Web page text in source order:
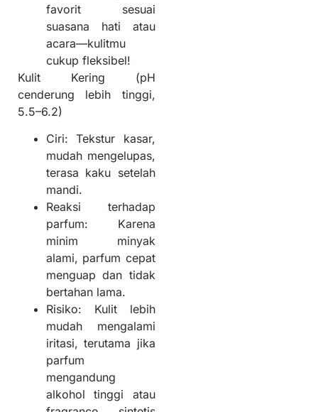
favorit sesuai
suasana hati atau
acara—kulitmu
cukup fleksibel!
Kulit Kering (pH
cenderung lebih tinggi,
5.5–6.2)
Ciri: Tekstur kasar,
mudah mengelupas,
terasa kaku setelah
mandi.
Reaksi terhadap
parfum: Karena
minim minyak
alami, parfum cepat
menguap dan tidak
bertahan lama.
Risiko: Kulit lebih
mudah mengalami
iritasi, terutama jika
parfum
mengandung
alkohol tinggi atau